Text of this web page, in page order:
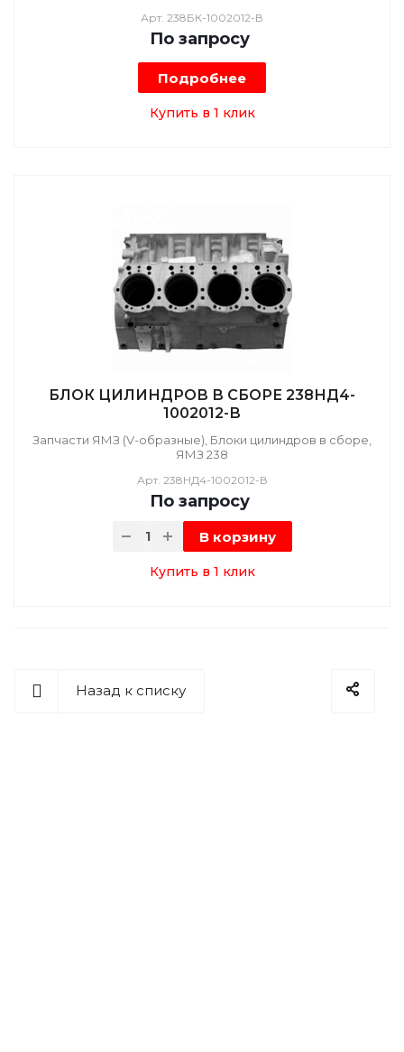
Арт. 238БК-1002012-В
По запросу
Подробнее
Купить в 1 клик
БЛОК ЦИЛИНДРОВ В СБОРЕ 238НД4-
1002012-В
Запчасти ЯМЗ (V-образные), Блоки цилиндров в сборе,
ЯМЗ 238
Арт. 238НД4-1002012-В
По запросу
В корзину
Купить в 1 клик
Назад к списку